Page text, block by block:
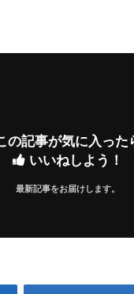
の記事が気に入った
いいねしよう！
最新記事をお届けします。